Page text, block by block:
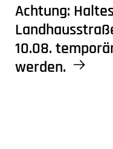
Achtung:
10.08.
werden.